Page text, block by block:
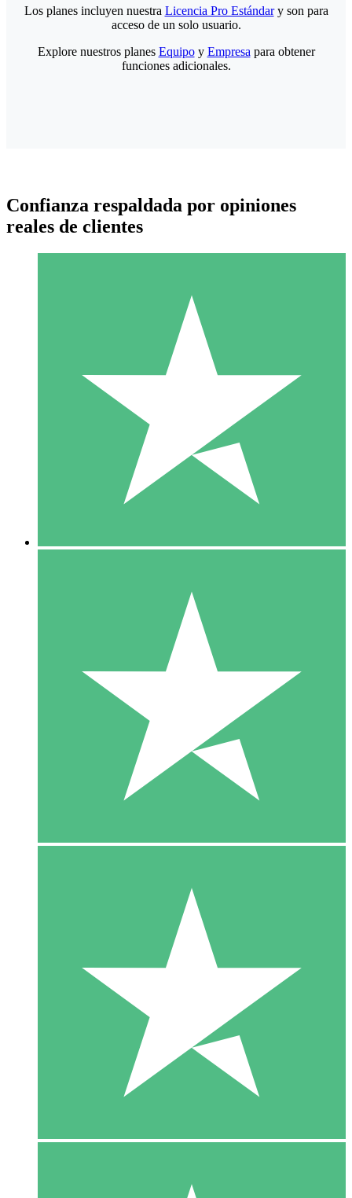
Paquetes de Créditos Individuales
Paga según el uso con créditos de descarga. Sin compromiso
10 00
10 Descargas
20 00
Los planes incluyen nuestra Licencia Pro Estándary son para
acceso de un solo usuario.
Explore nuestros planes Equipoy Empresa para obtener
funciones adicionales.
Confianza respaldada por opiniones
reales de clientes